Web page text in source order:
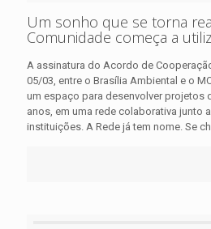
Um sonho que se torna
Comunidade começa a
A assinatura do Acordo de
05/03, entre o Brasília Ambiental e o
um espaço para desenvolver projetos
anos, em uma rede colaborativa junto
instituições. A Rede já tem nome. Se